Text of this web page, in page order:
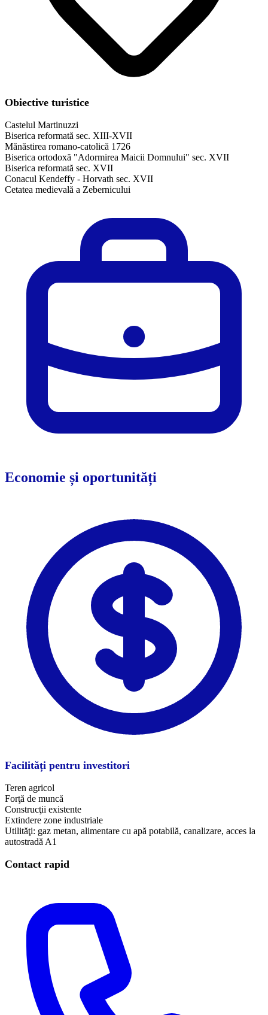
Obiective turistice
Castelul Martinuzzi
Biserica reformată sec. XIII-XVII
Mănăstirea romano-catolică 1726
Biserica ortodoxă "Adormirea Maicii Domnului" sec. XVII
Biserica reformată sec. XVII
Conacul Kendeffy - Horvath sec. XVII
Cetatea medievală a Zebernicului
Economie și oportunități
Facilități pentru investitori
Teren agricol
Forţă de muncă
Construcţii existente
Extindere zone industriale
Utilităţi: gaz metan, alimentare cu apă potabilă, canalizare, acces la
autostradă A1
Contact rapid